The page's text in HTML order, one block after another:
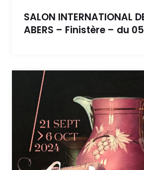
SALON INTERNATIONAL
ABERS – Finistère – du